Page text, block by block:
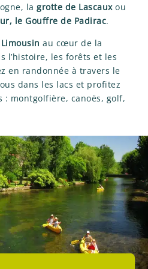
lagrotte de Lascauxou
le Gouffre de Padirac.
au cœur de la
l’histoire, les forêts et les
en randonnée à travers le
dans les lacs et profitez
: montgolfière, canoës, golf,